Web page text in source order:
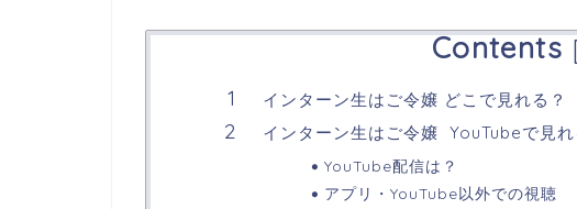
Contents
インターン生はご令嬢 どこで見れる？
インターン生はご令嬢 YouTubeで見れ
YouTube配信は？
アプリ・YouTube以外での視聴